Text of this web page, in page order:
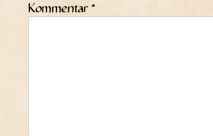
Kommentar *